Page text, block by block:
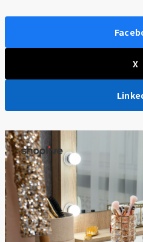
X